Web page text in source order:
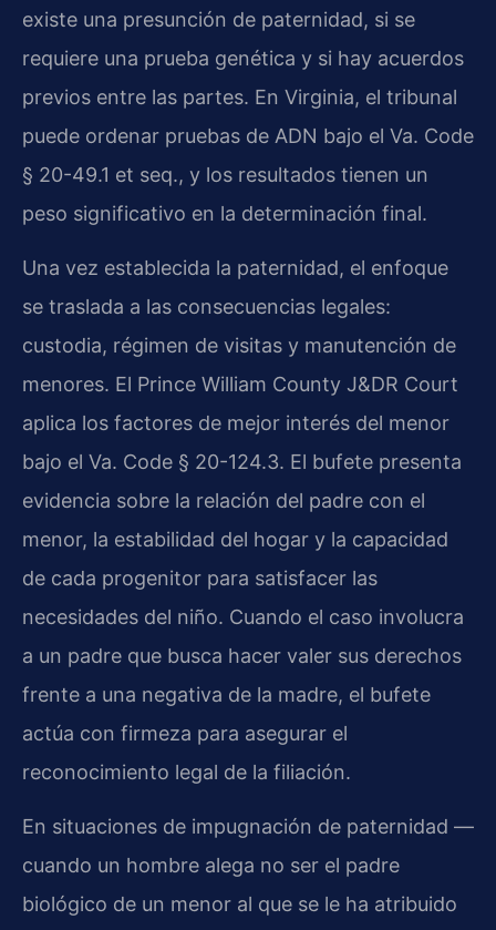
existe una presunción de paternidad, si se
requiere una prueba genética y si hay acuerdos
previos entre las partes. En Virginia, el tribunal
puede ordenar pruebas de ADN bajo el Va. Code
§ 20-49.1 et seq., y los resultados tienen un
peso significativo en la determinación final.
Una vez establecida la paternidad, el enfoque
se traslada a las consecuencias legales:
custodia, régimen de visitas y manutención de
menores. El Prince William County J&DR Court
aplica los factores de mejor interés del menor
bajo el Va. Code § 20-124.3. El bufete presenta
evidencia sobre la relación del padre con el
menor, la estabilidad del hogar y la capacidad
de cada progenitor para satisfacer las
necesidades del niño. Cuando el caso involucra
a un padre que busca hacer valer sus derechos
frente a una negativa de la madre, el bufete
actúa con firmeza para asegurar el
reconocimiento legal de la filiación.
En situaciones de impugnación de paternidad —
cuando un hombre alega no ser el padre
biológico de un menor al que se le ha atribuido